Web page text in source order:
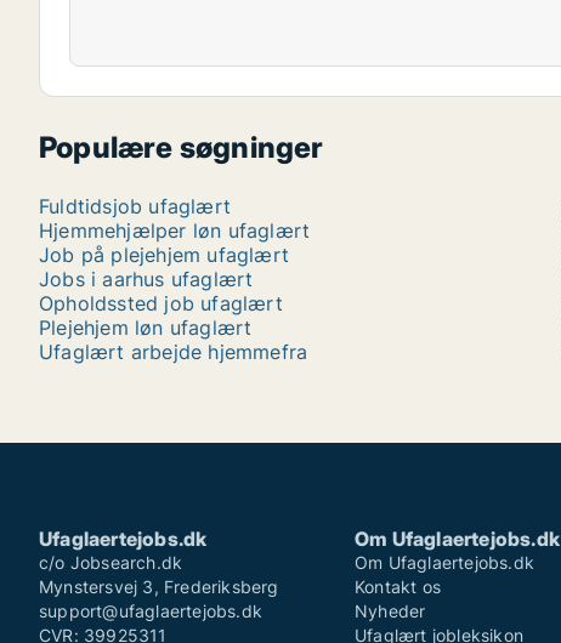
Populære søgninger
Fuldtidsjob ufaglært
Hjemmehjælper løn ufaglært
Job på plejehjem ufaglært
Jobs i aarhus ufaglært
Opholdssted job ufaglært
Plejehjem løn ufaglært
Ufaglært arbejde hjemmefra
Ufaglaertejobs.dk
c/o Jobsearch.dk
Mynstersvej 3, Frederiksberg
support@ufaglaertejobs.dk
CVR: 39925311
Om Ufaglaertejobs.dk
Om Ufaglaertejobs.dk
Kontakt os
Nyheder
Ufaglært jobleksikon